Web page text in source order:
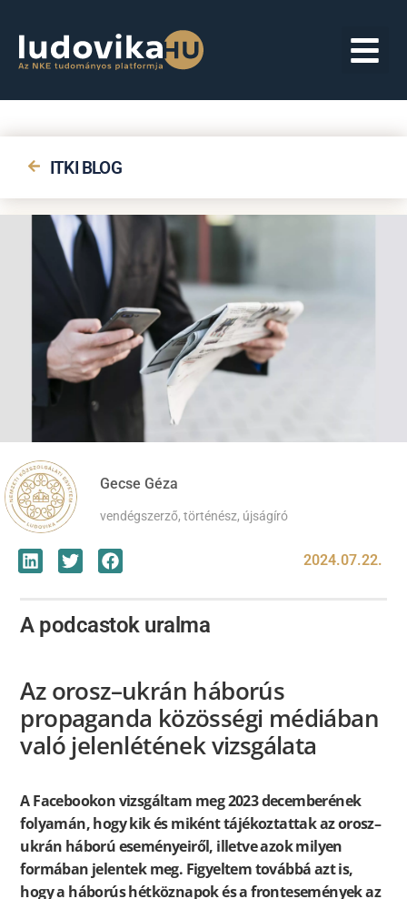
ITKI BLOG
Gecse Géza
vendégszerző, történész, újságíró
2024.07.22.
A podcastok uralma
Az orosz–ukrán háborús
propaganda közösségi médiában
való jelenlétének vizsgálata
A Facebookon vizsgáltam meg 2023 decemberének
folyamán, hogy kik és miként tájékoztattak az orosz–
ukrán háború eseményeiről, illetve azok milyen
formában jelentek meg. Figyeltem továbbá azt is,
hogy a háborús hétköznapok és a frontesemények az